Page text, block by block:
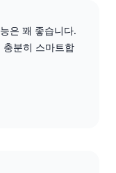
은 꽤 좋습니다.
분히 스마트합